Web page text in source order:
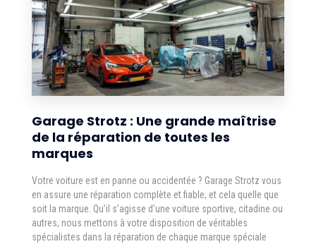
Garage Strotz : Une grande maîtrise
de la réparation de toutes les
marques
Votre voiture est en panne ou accidentée ? Garage Strotz vous
en assure une réparation complète et fiable, et cela quelle que
soit la marque. Qu’il s’agisse d’une voiture sportive, citadine ou
autres, nous mettons à votre disposition de véritables
spécialistes dans la réparation de chaque marque spéciale